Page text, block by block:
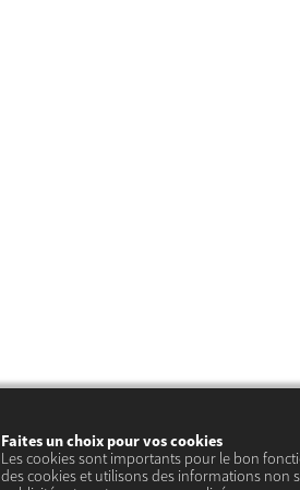
Faites un choix pour vos cookies
Les cookies sont importants pour le bon
des cookies et utilisons des informations non